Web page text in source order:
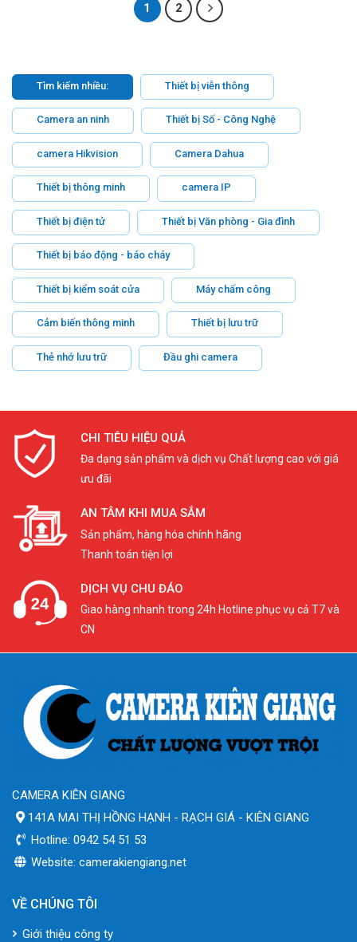
1 2
Tìm kiếm nhiều: Thiết bị viễn thông
Camera an ninh Thiết bị Số - Công Nghệ
camera Hikvision Camera Dahua
Thiết bị thông minh camera IP
Thiết bị điện tử Thiết bị Văn phòng - Gia đình
Thiết bị báo động - báo cháy
Thiết bị kiểm soát cửa Máy chấm công
Cảm biến thông minh Thiết bị lưu trữ
Thẻ nhớ lưu trữ Đầu ghi camera
CHI TIÊU HIỆU QUẢ
Đa dạng sản phẩm và dịch vụ Chất lượng cao với giá
ưu đãi
AN TÂM KHI MUA SẮM
Sản phẩm, hàng hóa chính hãng
Thanh toán tiện lợi
DỊCH VỤ CHU ĐÁO
Giao hàng nhanh trong 24h Hotline phục vụ cả T7 và
CN
CAMERA KIÊN GIANG
141A MAI THỊ HỒNG HẠNH - RẠCH GIÁ - KIÊN GIANG
Hotline: 0942 54 51 53
Website: camerakiengiang.net
VỀ CHÚNG TÔI
Giới thiệu công ty